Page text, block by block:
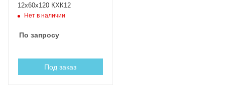
12x60x120 КХК12
Нет в наличии
По запросу
Под заказ